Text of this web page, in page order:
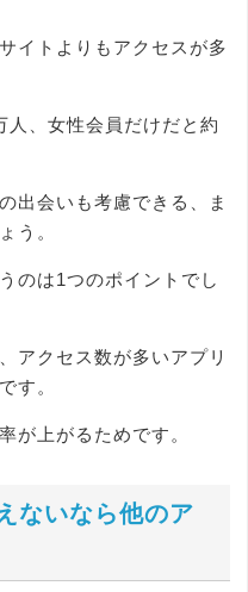
イトよりもアクセスが多
、女性会員だけだと約
出会いも考慮できる、ま
う。
のは1つのポイントでし
アクセス数が多いアプリ
す。
が上がるためです。
ないなら他のア